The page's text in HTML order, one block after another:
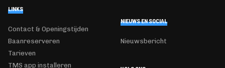
LINKS
Contact & Openingstijden
Baanreserveren
Tarieven
TMS app installeren
NIEUWS EN SOCIAL
Nieuwsbericht